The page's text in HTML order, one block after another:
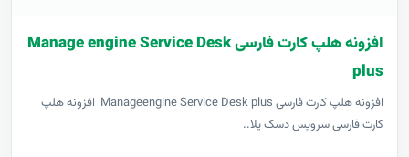
افزونه هلپ کارت فارسی Manage engine Service Desk
plus
افزونه هلپ کارت فارسی Manageengine Service Desk plus افزونه هلپ
کارت فارسی سرویس دسک پلا..